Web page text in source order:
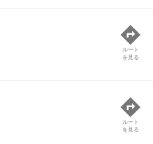
ルート
を見る
ルート
を見る